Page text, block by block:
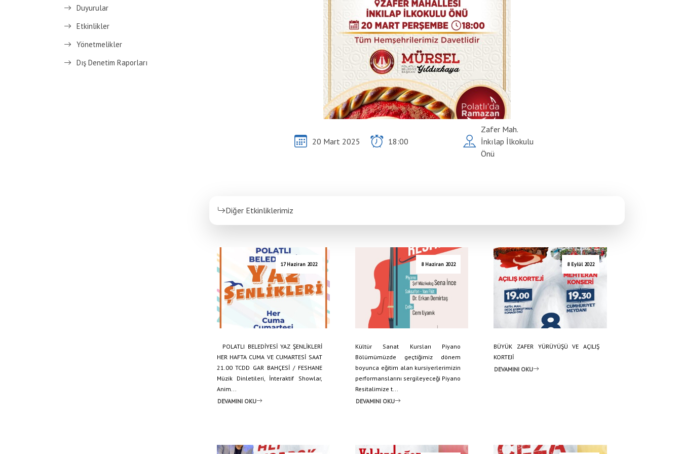
Duyurular
Etkinlikler
Yönetmelikler
Dış Denetim Raporları
20 Mart 2025 18:00
Zafer Mah.
İnkılap İlkokulu
Önü
Diğer Etkinliklerimiz
17 Haziran 2022
POLATLI BELEDİYESİ YAZ ŞENLİKLERİ
HER HAFTA CUMA VE CUMARTESİ SAAT
21.00 TCDD GAR BAHÇESİ / FESHANE
Müzik Dinletileri, İnteraktif Showlar,
Anim...
DEVAMINI OKU
8 Haziran 2022
Kültür Sanat Kursları Piyano
Bölümümüzde geçtiğimiz dönem
boyunca eğitim alan kursiyerlerimizin
performanslarını sergileyeceği Piyano
Resitalimize t...
DEVAMINI OKU
8 Eylül 2022
BÜYÜK ZAFER YÜRÜYÜŞÜ VE AÇILIŞ
KORTEJİ
DEVAMINI OKU